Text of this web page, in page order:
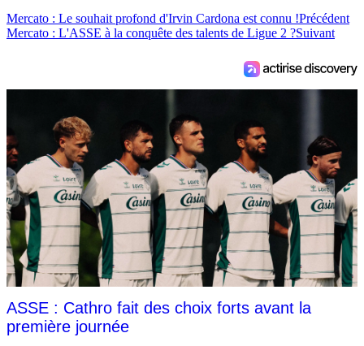
Mercato : Le souhait profond d'Irvin Cardona est connu !Précédent
Mercato : L'ASSE à la conquête des talents de Ligue 2 ?Suivant
ASSE : Cathro fait des choix forts avant la
première journée